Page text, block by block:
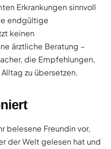
Erkrankungen sinnvoll
endgültige
keinen
ärztliche Beratung –
die Empfehlungen,
zu übersetzen.
belesene Freundin vor,
der Welt gelesen hat und